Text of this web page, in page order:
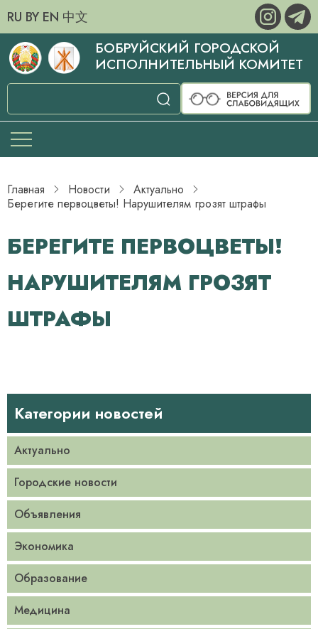
RU BY EN 中文
БОБРУЙСКИЙ ГОРОДСКОЙ
ИСПОЛНИТЕЛЬНЫЙ КОМИТЕТ
Главная Новости
Актуально
Берегите первоцветы! Нарушителям грозят штрафы
БЕРЕГИТЕ ПЕРВОЦВЕТЫ!
НАРУШИТЕЛЯМ ГРОЗЯТ
ШТРАФЫ
Категории новостей
Актуально
Городские новости
Объявления
Экономика
Образование
Медицина